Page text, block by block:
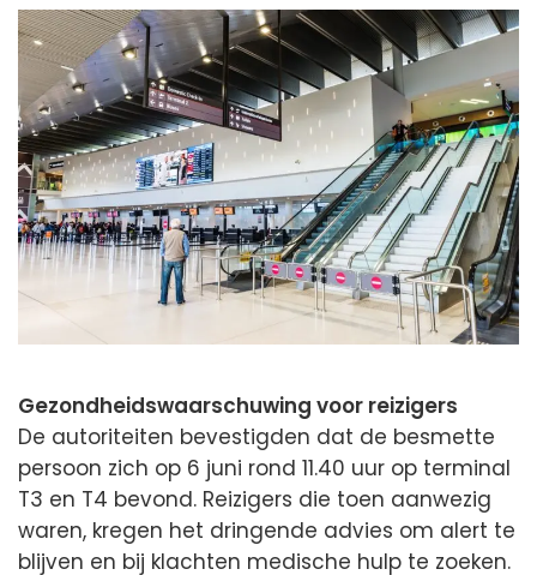
Gezondheidswaarschuwing voor reizigers
De autoriteiten bevestigden dat de besmette
persoon zich op 6 juni rond 11.40 uur op terminal
T3 en T4 bevond. Reizigers die toen aanwezig
waren, kregen het dringende advies om alert te
blijven en bij klachten medische hulp te zoeken.